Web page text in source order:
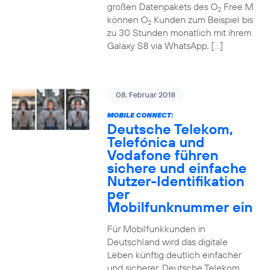
großen Datenpakets des O2Free M
können O2Kunden zum Beispiel bis
zu 30 Stunden monatlich mit ihrem
Galaxy S8 via WhatsApp, […]
08. Februar 2018
MOBILE CONNECT:
Deutsche Telekom,
Telefónica und
Vodafone führen
sichere und einfache
Nutzer-Identifikation
per
Mobilfunknummer ein
Für Mobilfunkkunden in
Deutschland wird das digitale
Leben künftig deutlich einfacher
und sicherer. Deutsche Telekom,